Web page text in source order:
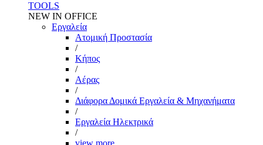
TOOLS
NEW IN OFFICE
Εργαλεία
Aτομική Προστασία
/
Kήπος
/
Αέρας
/
Διάφορα Δομικά Εργαλεία & Μηχανήματα
/
Εργαλεία Ηλεκτρικά
/
view more